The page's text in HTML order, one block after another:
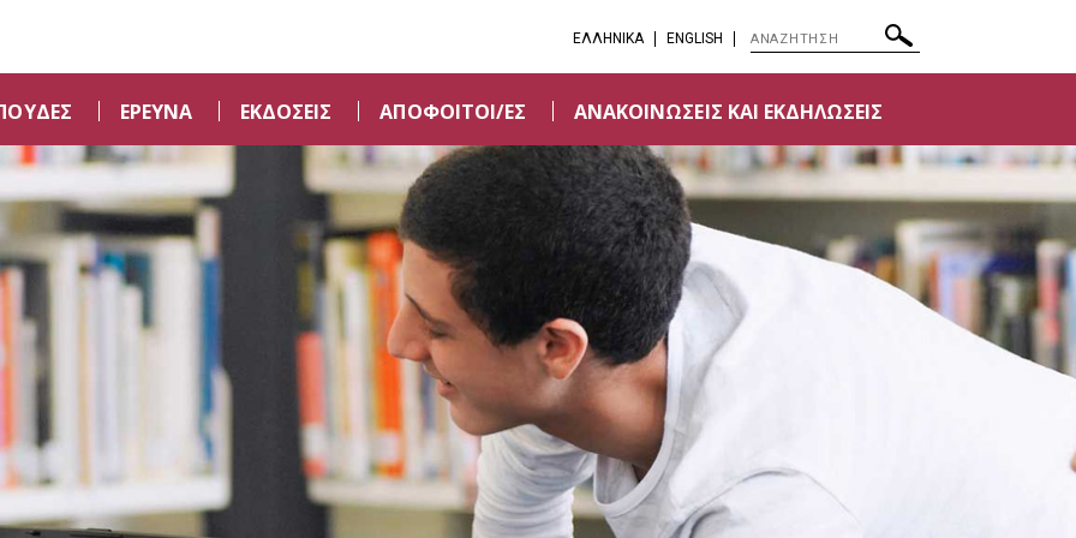
EΛΛΗΝΙΚΑ ENGLISH
ΕΡΕΥΝΑ ΕΚΔΟΣΕΙΣ ΑΠΟΦΟΙΤΟΙ/ΕΣ ΑΝΑΚΟΙΝΩΣΕΙΣ ΚΑΙ ΕΚΔΗΛΩΣΕΙΣ